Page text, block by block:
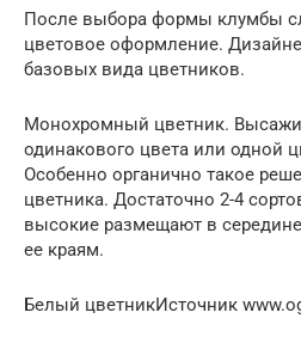
После выбора формы клумбы
цветовое оформление.
базовых вида цветников.
Монохромный цветник.
одинакового цвета или одной
Особенно органично такое
цветника. Достаточно 2-4
высокие размещают в
ее краям.
Белый цветникИсточник